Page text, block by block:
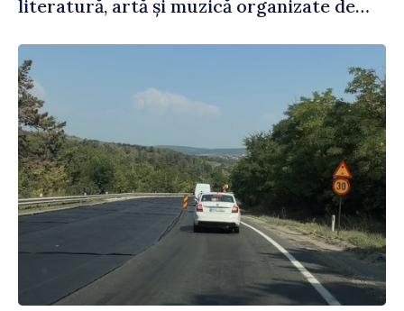
literatură, artă și muzică organizate de
Străinătate